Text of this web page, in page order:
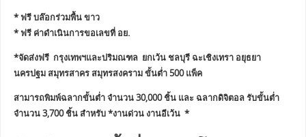
* ฟรี บล๊อกร่วมพื้น ขาว
* ฟรี ค่าดำเนินการขอเลขที่ อย.
*จัดส่งฟรี กรุงเทพฯและปริมณฑล ยกเว้น ชลบุรี ฉะเชิงเทรา อยุธยา
นครปฐม สมุทรสาคร สมุทรสงคราม ขั้นต่ำ 500 แพ็ค
สามารถพิมพ์ฉลากขั้นต่ำ จำนวน 30,000 ชิ้น และ ฉลากดิจิตอล รับขั้นต่ำ
จำนวน 3,700 ชิ้น สำหรับ *งานด่วน งานอีเว้น *